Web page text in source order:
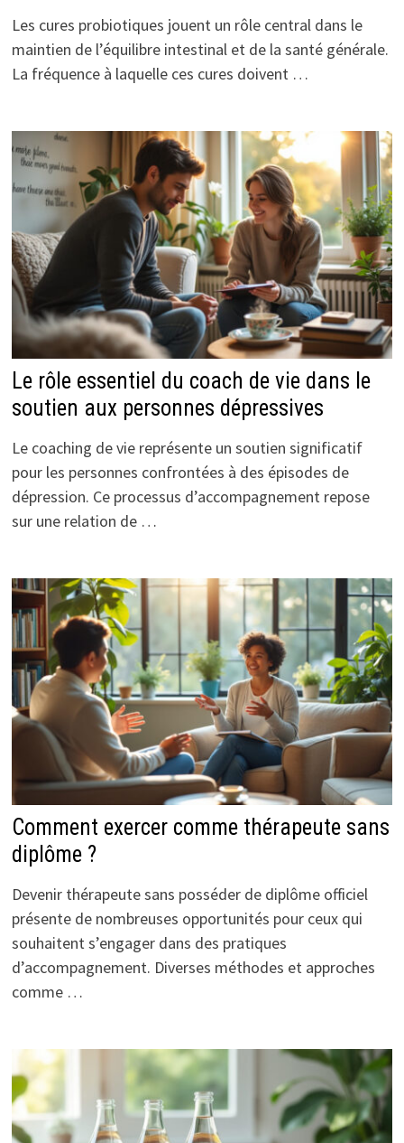
Les cures probiotiques jouent un rôle central dans le
maintien de l’équilibre intestinal et de la santé générale.
La fréquence à laquelle ces cures doivent …
Le rôle essentiel du coach de vie dans le
soutien aux personnes dépressives
Le coaching de vie représente un soutien significatif
pour les personnes confrontées à des épisodes de
dépression. Ce processus d’accompagnement repose
sur une relation de …
Comment exercer comme thérapeute sans
diplôme ?
Devenir thérapeute sans posséder de diplôme officiel
présente de nombreuses opportunités pour ceux qui
souhaitent s’engager dans des pratiques
d’accompagnement. Diverses méthodes et approches
comme …